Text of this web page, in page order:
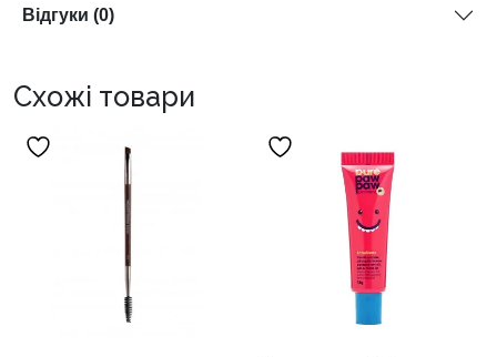
Відгуки (0)
Схожі товари